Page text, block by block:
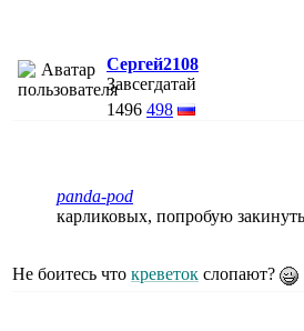
Сергей2108
Завсегдатай
1496 498
panda-pod
карликовых, попробую
Не боитесь что креветок слопают?